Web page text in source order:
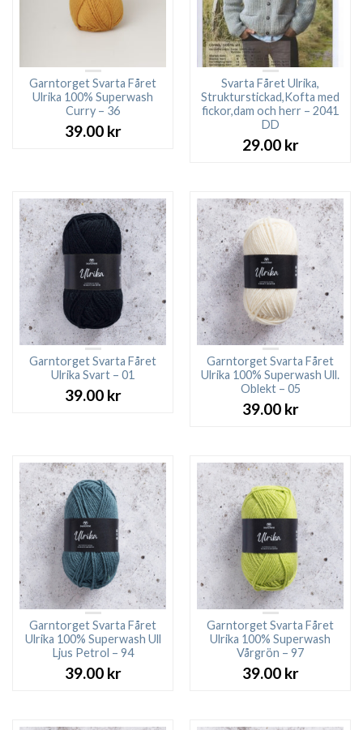
Garntorget Svarta Fåret
Ulrika 100% Superwash
Curry – 36
39.00 kr
Svarta Fåret Ulrika,
Strukturstickad,Kofta med
fickor,dam och herr – 2041
DD
29.00 kr
Garntorget Svarta Fåret
Ulrika Svart – 01
39.00 kr
Garntorget Svarta Fåret
Ulrika 100% Superwash Ull.
Oblekt – 05
39.00 kr
Garntorget Svarta Fåret
Ulrika 100% Superwash Ull
Ljus Petrol – 94
39.00 kr
Garntorget Svarta Fåret
Ulrika 100% Superwash
Vårgrön – 97
39.00 kr